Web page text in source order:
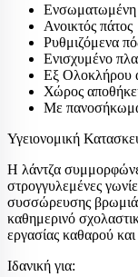
Ενσωματωμένη
Ανοικτός πάτος
Ρυθμιζόμενα
Ενισχυμένο
Εξ Ολοκλήρου
Χώρος
Με
Υγειονομική
Η λάντζα
στρογγυλεμένες
συσσώρευσης
καθημερινό
εργασίας καθαρού
Ιδανική για: